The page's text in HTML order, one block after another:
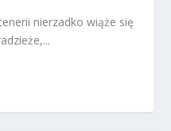
nierzadko wiąże się